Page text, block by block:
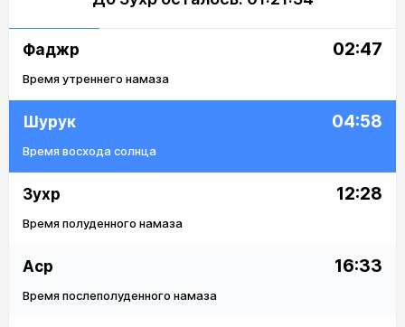
Фаджр 02:47
Время утреннего намаза
Шурук 04:58
Время восхода солнца
Зухр 12:28
Время полуденного намаза
Аср 16:33
Время послеполуденного намаза